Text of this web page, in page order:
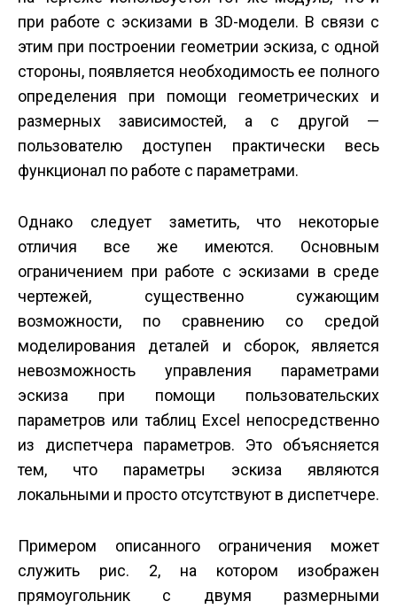
при работе с эскизами в 3D-модели. В связи с
этим при построении геометрии эскиза, с одной
стороны, появляется необходимость ее полного
определения при помощи геометрических и
размерных зависимостей, а с другой —
пользователю доступен практически весь
функционал по работе с параметрами.
Однако следует заметить, что некоторые
отличия все же имеются. Основным
ограничением при работе с эскизами в среде
чертежей, существенно сужающим
возможности, по сравнению со средой
моделирования деталей и сборок, является
невозможность управления параметрами
эскиза при помощи пользовательских
параметров или таблиц Excel непосредственно
из диспетчера параметров. Это объясняется
тем, что параметры эскиза являются
локальными и просто отсутствуют в диспетчере.
Примером описанного ограничения может
служить рис. 2, на котором изображен
прямоугольник с двумя размерными